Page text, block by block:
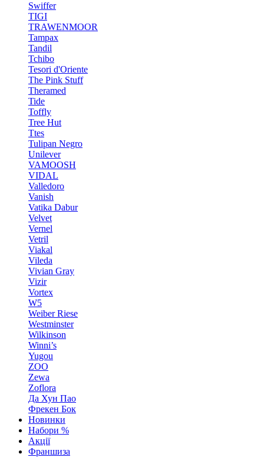
Swiffer
TIGI
TRAWENMOOR
Tampax
Tandil
Tchibo
Tesori d'Oriente
The Pink Stuff
Theramed
Tide
Toffly
Tree Hut
Ttes
Tulipan Negro
Unilever
VAMOOSH
VIDAL
Valledoro
Vanish
Vatika Dabur
Velvet
Vernel
Vetril
Viakal
Vileda
Vivian Gray
Vizir
Vortex
W5
Weiber Riese
Westminster
Wilkinson
Winni’s
Yugou
ZOO
Zewa
Zoflora
Да Хун Пао
Фрекен Бок
Новинки
Набори %
Акції
Франшиза